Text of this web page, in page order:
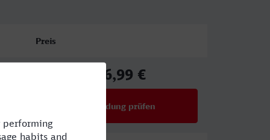
Preis
36,99 €
Verbindung prüfen